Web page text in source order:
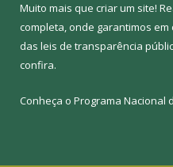
Muito mais que criar um site!
completa, onde garantimos
das leis de transparência
confira.
Conheça o Programa Nacional